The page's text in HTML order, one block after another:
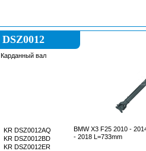
DSZ0012
Карданный вал
KR DSZ0012AQ
KR DSZ0012BD
KR DSZ0012ER
BMW X3 F25 2010 -
- 2018 L=733mm